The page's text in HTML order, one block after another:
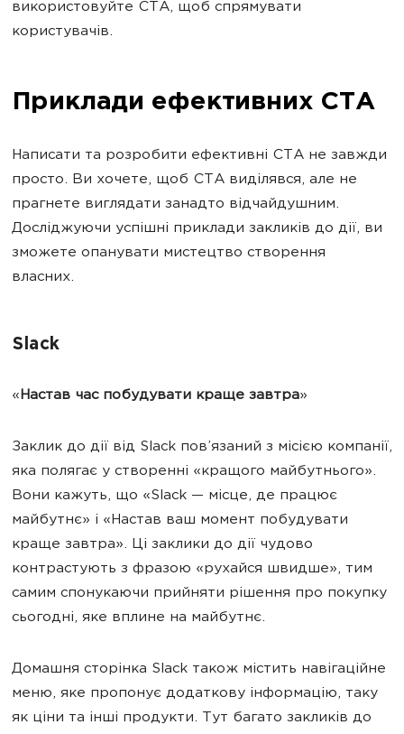
використовуйте CTA, щоб спрямувати
користувачів.
Приклади ефективних CTA
Написати та розробити ефективні CTA не завжди
просто. Ви хочете, щоб CTA виділявся, але не
прагнете виглядати занадто відчайдушним.
Досліджуючи успішні приклади закликів до дії, ви
зможете опанувати мистецтво створення
власних.
Slack
«Настав час побудувати краще завтра»
Заклик до дії від Slack пов’язаний з місією компанії,
яка полягає у створенні «кращого майбутнього».
Вони кажуть, що «Slack — місце, де працює
майбутнє» і «Настав ваш момент побудувати
краще завтра». Ці заклики до дії чудово
контрастують з фразою «рухайся швидше», тим
самим спонукаючи прийняти рішення про покупку
сьогодні, яке вплине на майбутнє.
Домашня сторінка Slack також містить навігаційне
меню, яке пропонує додаткову інформацію, таку
як ціни та інші продукти. Тут багато закликів до